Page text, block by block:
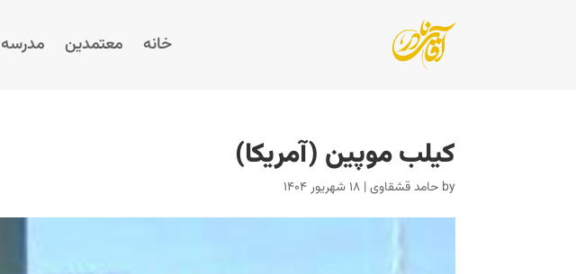
خانه معتمدین مدرسه
کیلب موپین (آمریکا)
by حامد قشقاوی|۱۸ شهریور ۱۴۰۴